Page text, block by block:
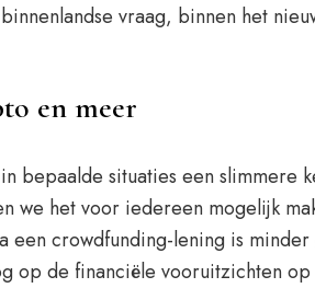
vraag, binnen het
en meer
bepaalde situaties een slimmere
het voor iedereen mogelijk
crowdfunding-lening is
op de financiële vooruitzichten